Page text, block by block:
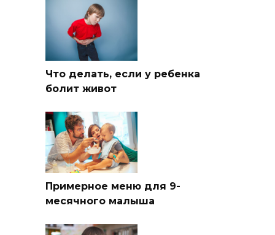
Что делать, если у ребенка
болит живот
Примерное меню для 9-
месячного малыша